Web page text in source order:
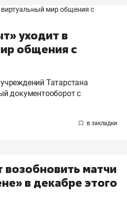
уходит в
общения с
Татарстана
документооборот с
возобновить матчи
в декабре этого